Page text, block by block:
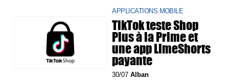
APPLICATIONS MOBILE
TikTok teste Shop
Plus à la Prime et
une app LimeShorts
payante
30/07Alban